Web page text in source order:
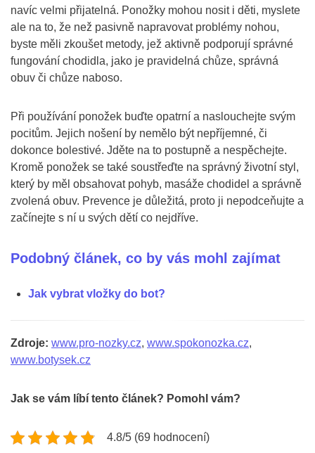
navíc velmi přijatelná. Ponožky mohou nosit i děti, myslete
ale na to, že než pasivně napravovat problémy nohou,
byste měli zkoušet metody, jež aktivně podporují správné
fungování chodidla, jako je pravidelná chůze, správná
obuv či chůze naboso.
Při používání ponožek buďte opatrní a naslouchejte svým
pocitům. Jejich nošení by nemělo být nepříjemné, či
dokonce bolestivé. Jděte na to postupně a nespěchejte.
Kromě ponožek se také soustřeďte na správný životní styl,
který by měl obsahovat pohyb, masáže chodidel a správně
zvolená obuv. Prevence je důležitá, proto ji nepodceňujte a
začínejte s ní u svých dětí co nejdříve.
Podobný článek, co by vás mohl zajímat
Jak vybrat vložky do bot?
Zdroje: www.pro-nozky.cz, www.spokonozka.cz,
www.botysek.cz
Jak se vám líbí tento článek? Pomohl vám?
4.8/5 (69 hodnocení)